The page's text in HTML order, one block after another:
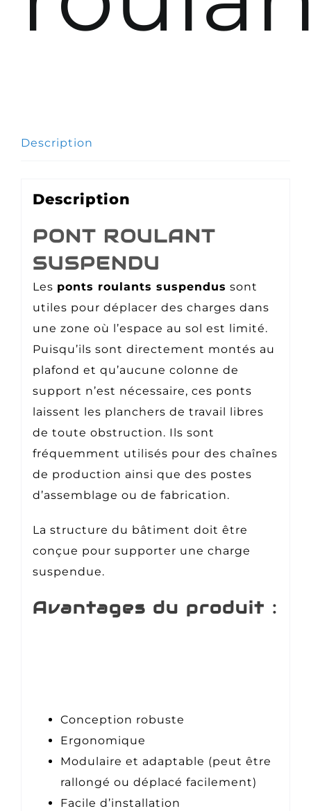
Description
Description
PONT ROULANT
SUSPENDU
Les ponts roulants suspendus sont
utiles pour déplacer des charges dans
une zone où l’espace au sol est limité.
Puisqu’ils sont directement montés au
plafond et qu’aucune colonne de
support n’est nécessaire, ces ponts
laissent les planchers de travail libres
de toute obstruction. Ils sont
fréquemment utilisés pour des chaînes
de production ainsi que des postes
d’assemblage ou de fabrication.
La structure du bâtiment doit être
conçue pour supporter une charge
suspendue.
Avantages du produit :
Conception robuste
Ergonomique
Modulaire et adaptable (peut être
rallongé ou déplacé facilement)
Facile d’installation